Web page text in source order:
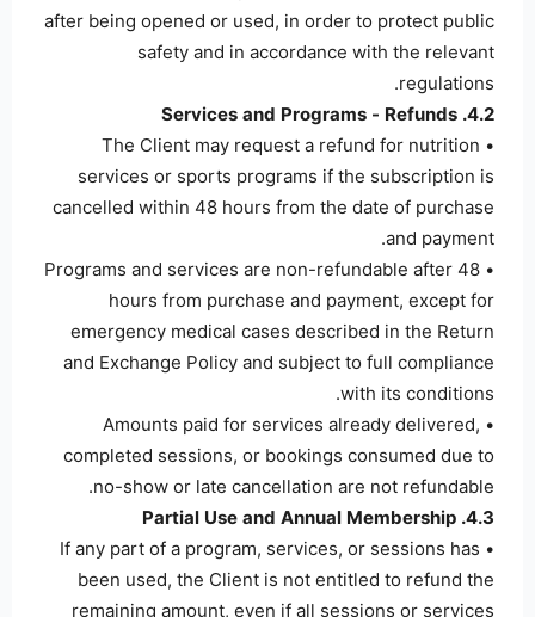
after being opened or used, in order to protect public
safety and in accordance with the relevant
regulations.
4.2. Services and Programs - Refunds
• The Client may request a refund for nutrition
services or sports programs if the subscription is
cancelled within 48 hours from the date of purchase
and payment.
• Programs and services are non-refundable after 48
hours from purchase and payment, except for
emergency medical cases described in the Return
and Exchange Policy and subject to full compliance
with its conditions.
• Amounts paid for services already delivered,
completed sessions, or bookings consumed due to
no-show or late cancellation are not refundable.
4.3. Partial Use and Annual Membership
• If any part of a program, services, or sessions has
been used, the Client is not entitled to refund the
remaining amount, even if all sessions or services